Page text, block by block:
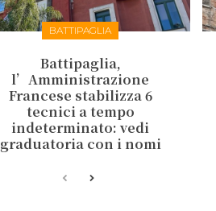
BATTIPAGLIA
Battipaglia,
l’Amministrazione
Francese stabilizza 6
tecnici a tempo
indeterminato: vedi
graduatoria con i nomi